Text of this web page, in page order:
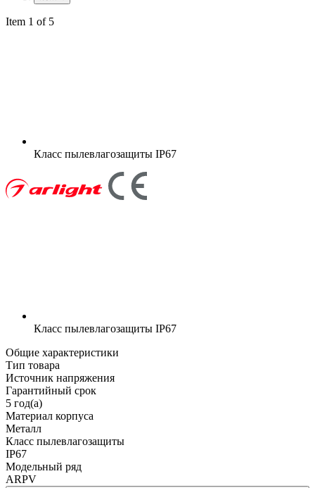
Item 1 of 5
Класс пылевлагозащиты IP67
Класс пылевлагозащиты IP67
Общие характеристики
Тип товара
Источник напряжения
Гарантийный срок
5 год(а)
Материал корпуса
Металл
Класс пылевлагозащиты
IP67
Модельный ряд
ARPV